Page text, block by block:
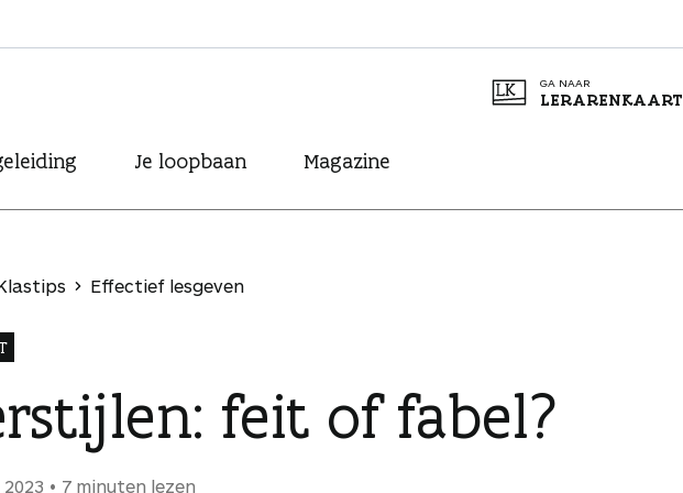
GA NAAR
LERARENKAART
Je loopbaan Magazine
Effectief lesgeven
feit of fabel?
7 minuten lezen